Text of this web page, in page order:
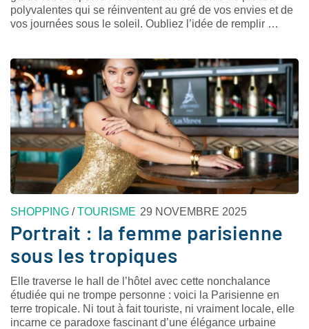
polyvalentes qui se réinventent au gré de vos envies et de
vos journées sous le soleil. Oubliez l’idée de remplir …
SHOPPING /TOURISME 29 NOVEMBRE 2025
Portrait : la femme parisienne
sous les tropiques
Elle traverse le hall de l’hôtel avec cette nonchalance
étudiée qui ne trompe personne : voici la Parisienne en
terre tropicale. Ni tout à fait touriste, ni vraiment locale, elle
incarne ce paradoxe fascinant d’une élégance urbaine